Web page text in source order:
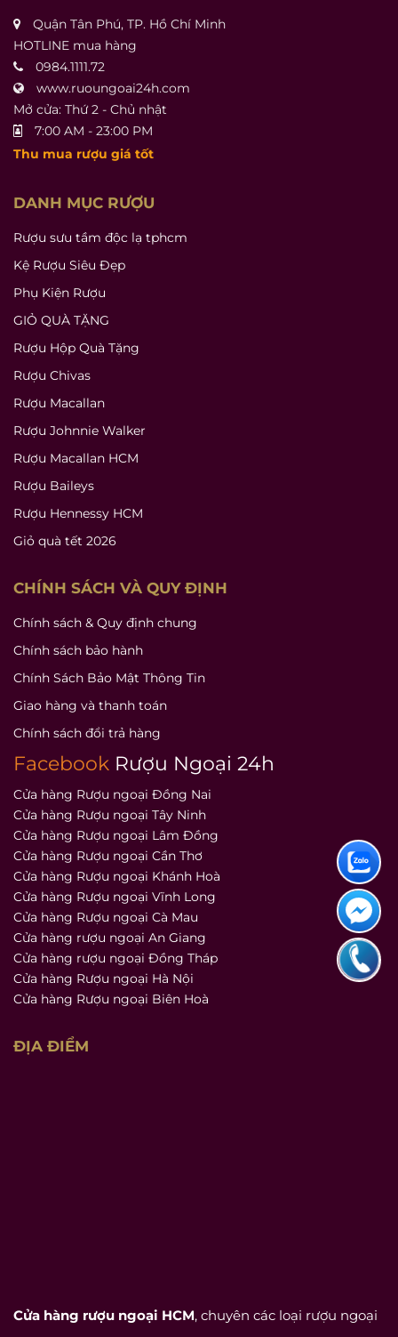
Quận Tân Phú, TP. Hồ Chí Minh
HOTLINE mua hàng
0984.1111.72
www.ruoungoai24h.com
Mở cửa: Thứ 2 - Chủ nhật
7:00 AM - 23:00 PM
Thu mua rượu giá tốt
DANH MỤC RƯỢU
Rượu sưu tầm độc lạ tphcm
Kệ Rượu Siêu Đẹp
Phụ Kiện Rượu
GIỎ QUÀ TẶNG
Rượu Hộp Quà Tặng
Rượu Chivas
Rượu Macallan
Rượu Johnnie Walker
Rượu Macallan HCM
Rượu Baileys
Rượu Hennessy HCM
Giỏ quà tết 2026
CHÍNH SÁCH VÀ QUY ĐỊNH
Chính sách & Quy định chung
Chính sách bảo hành
Chính Sách Bảo Mật Thông Tin
Giao hàng và thanh toán
Chính sách đổi trả hàng
Facebook Rượu Ngoại 24h
Cửa hàng Rượu ngoại Đồng Nai
Cửa hàng Rượu ngoại Tây Ninh
Cửa hàng Rượu ngoại Lâm Đồng
Cửa hàng Rượu ngoại Cần Thơ
Cửa hàng Rượu ngoại Khánh Hoà
Cửa hàng Rượu ngoại Vĩnh Long
Cửa hàng Rượu ngoại Cà Mau
Cửa hàng rượu ngoại An Giang
Cửa hàng rượu ngoại Đồng Tháp
Cửa hàng Rượu ngoại Hà Nội
Cửa hàng Rượu ngoại Biên Hoà
ĐỊA ĐIỂM
Cửa hàng rượu ngoại HCM, chuyên các loại rượu ngoại